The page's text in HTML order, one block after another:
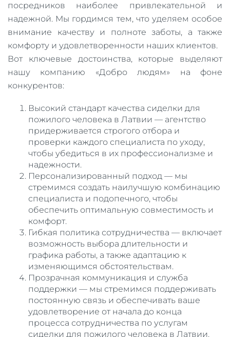
посредников наиболее привлекательной и
надежной. Мы гордимся тем, что уделяем особое
внимание качеству и полноте заботы, а также
комфорту и удовлетворенности наших клиентов.
Вот ключевые достоинства, которые выделяют
нашу компанию «Добро людям» на фоне
конкурентов:
Высокий стандарт качества сиделки для
пожилого человека в Латвии — агентство
придерживается строгого отбора и
проверки каждого специалиста по уходу,
чтобы убедиться в их профессионализме и
надежности.
Персонализированный подход — мы
стремимся создать наилучшую комбинацию
специалиста и подопечного, чтобы
обеспечить оптимальную совместимость и
комфорт.
Гибкая политика сотрудничества — включает
возможность выбора длительности и
графика работы, а также адаптацию к
изменяющимся обстоятельствам.
Прозрачная коммуникация и служба
поддержки — мы стремимся поддерживать
постоянную связь и обеспечивать ваше
удовлетворение от начала до конца
процесса сотрудничества по услугам
сиделки для пожилого человека в Латвии.